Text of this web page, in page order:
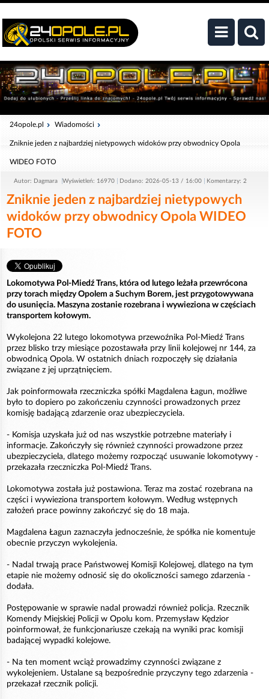
24opole.pl Wiadomości
Zniknie jeden z najbardziej nietypowych widoków przy obwodnicy Opola
WIDEO FOTO
Autor: Dagmara Wyświetleń: 16970 Dodano: 2026-05-13 / 16:00 Komentarzy: 2
Zniknie jeden z najbardziej nietypowych
widoków przy obwodnicy Opola WIDEO
FOTO
Lokomotywa Pol-Miedź Trans, która od lutego leżała przewrócona
przy torach między Opolem a Suchym Borem, jest przygotowywana
do usunięcia. Maszyna zostanie rozebrana i wywieziona w częściach
transportem kołowym.
Wykolejona 22 lutego lokomotywa przewoźnika Pol-Miedź Trans
przez blisko trzy miesiące pozostawała przy linii kolejowej nr 144, za
obwodnicą Opola. W ostatnich dniach rozpoczęły się działania
związane z jej uprzątnięciem.
Jak poinformowała rzeczniczka spółki Magdalena Łagun, możliwe
było to dopiero po zakończeniu czynności prowadzonych przez
komisję badającą zdarzenie oraz ubezpieczyciela.
- Komisja uzyskała już od nas wszystkie potrzebne materiały i
informacje. Zakończyły się również czynności prowadzone przez
ubezpieczyciela, dlatego możemy rozpocząć usuwanie lokomotywy -
przekazała rzeczniczka Pol-Miedź Trans.
Lokomotywa została już postawiona. Teraz ma zostać rozebrana na
części i wywieziona transportem kołowym. Według wstępnych
założeń prace powinny zakończyć się do 18 maja.
Magdalena Łagun zaznaczyła jednocześnie, że spółka nie komentuje
obecnie przyczyn wykolejenia.
- Nadal trwają prace Państwowej Komisji Kolejowej, dlatego na tym
etapie nie możemy odnosić się do okoliczności samego zdarzenia -
dodała.
Postępowanie w sprawie nadal prowadzi również policja. Rzecznik
Komendy Miejskiej Policji w Opolu kom. Przemysław Kędzior
poinformował, że funkcjonariusze czekają na wyniki prac komisji
badającej wypadki kolejowe.
- Na ten moment wciąż prowadzimy czynności związane z
wykolejeniem. Ustalane są bezpośrednie przyczyny tego zdarzenia -
przekazał rzecznik policji.